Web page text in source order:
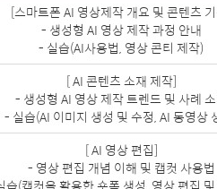
[스마트폰 AI 영상제작 개요 및 콘텐츠
- 생성형 AI 영상 제작 과정 안내
- 실습(AI사용법, 영상 콘티 제작)
[ AI 콘텐츠 소재 제작]
- 생성형 AI 영상 제작 트렌드 및 사례
- 실습(AI 이미지 생성 및 수정, AI 동영상
[ AI 영상 편집]
- 영상 편집 개념 이해 및 캡컷 사용법